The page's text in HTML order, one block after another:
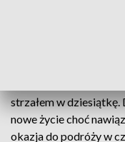
strzałem w
nowe życie choć
okazja do podróży w